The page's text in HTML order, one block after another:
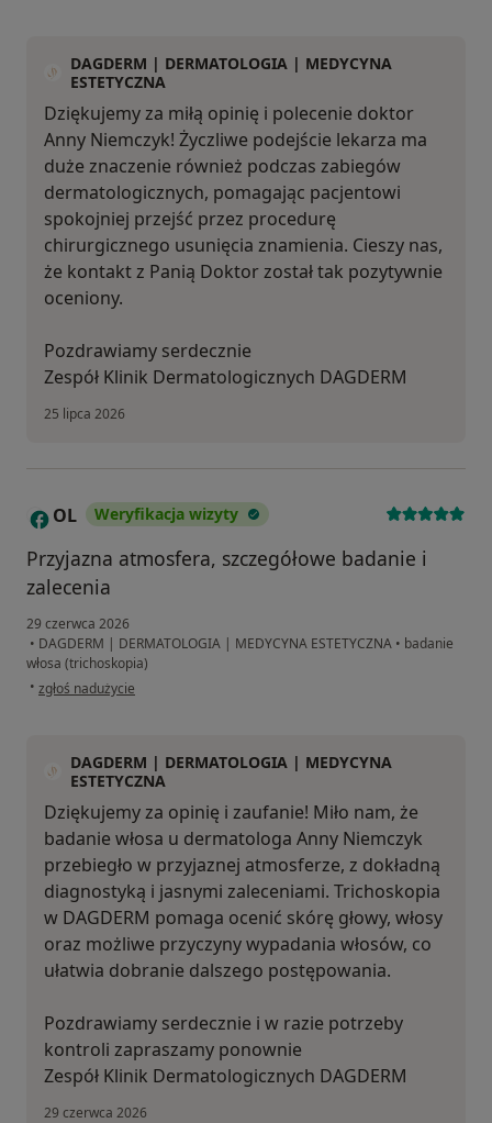
DAGDERM | DERMATOLOGIA | MEDYCYNA
ESTETYCZNA
Dziękujemy za miłą opinię i polecenie doktor
Anny Niemczyk! Życzliwe podejście lekarza ma
duże znaczenie również podczas zabiegów
dermatologicznych, pomagając pacjentowi
spokojniej przejść przez procedurę
chirurgicznego usunięcia znamienia. Cieszy nas,
że kontakt z Panią Doktor został tak pozytywnie
oceniony.
Pozdrawiamy serdecznie
Zespół Klinik Dermatologicznych DAGDERM
25 lipca 2026
O OL Weryfikacja wizyty
Przyjazna atmosfera, szczegółowe badanie i
zalecenia
29 czerwca 2026
• DAGDERM | DERMATOLOGIA | MEDYCYNA ESTETYCZNA • badanie
włosa (trichoskopia)
• w opinii użytkownika OL
zgłoś nadużycie
DAGDERM | DERMATOLOGIA | MEDYCYNA
ESTETYCZNA
Dziękujemy za opinię i zaufanie! Miło nam, że
badanie włosa u dermatologa Anny Niemczyk
przebiegło w przyjaznej atmosferze, z dokładną
diagnostyką i jasnymi zaleceniami. Trichoskopia
w DAGDERM pomaga ocenić skórę głowy, włosy
oraz możliwe przyczyny wypadania włosów, co
ułatwia dobranie dalszego postępowania.
Pozdrawiamy serdecznie i w razie potrzeby
kontroli zapraszamy ponownie
Zespół Klinik Dermatologicznych DAGDERM
29 czerwca 2026